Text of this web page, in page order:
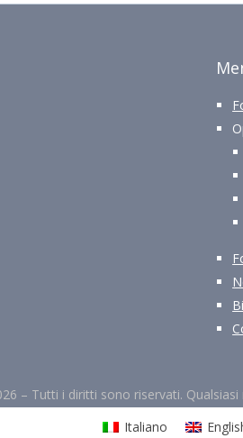
– Tutti i diritti sono riservati.
Italiano